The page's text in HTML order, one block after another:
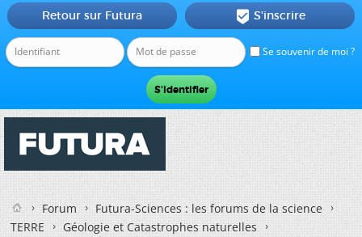
Se souvenir de moi ?
Retour sur Futura  S'inscrire
Forum
Futura-Sciences : les forums de la science
TERRE
Géologie et Catastrophes naturelles